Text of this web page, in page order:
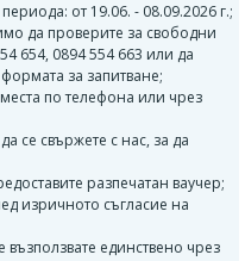
от 19.06. - 08.09.2026 г.;
да проверите за свободни
654, 0894 554 663 или да
за запитване;
по телефона или чрез
се свържете с нас, за да
разпечатан ваучер;
изричното съгласие на
единствено чрез